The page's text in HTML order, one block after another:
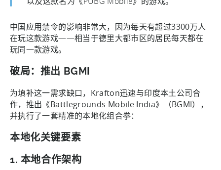
中国应用禁令的影响非常大，因为每天有超过3300万人
在玩这款游戏——相当于德里大都市区的居民每天都在
玩同一款游戏。
破局：推出 BGMI
为填补这一需求缺口，Krafton迅速与印度本土公司合
作，推出《Battlegrounds Mobile India》（BGMI），
并执行了一套精准的本地化组合拳：
本地化关键要素​
1. 本地合作架构